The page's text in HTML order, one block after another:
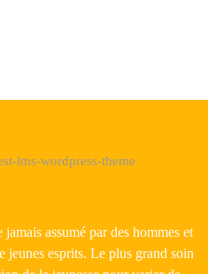
assumé par des hommes et
jeunes esprits. Le plus grand soin